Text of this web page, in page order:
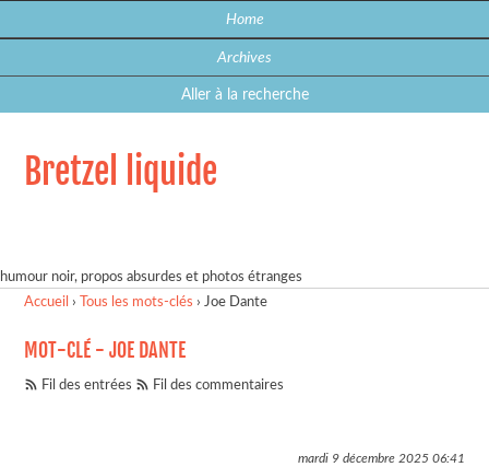
Home
Archives
Aller à la recherche
Bretzel liquide
humour noir, propos absurdes et photos étranges
Accueil › Tous les mots-clés ›Joe Dante
MOT-CLÉ - JOE DANTE
Fil des entrées Fil des commentaires
mardi 9 décembre 202506:41